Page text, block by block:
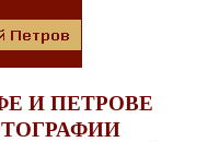
И ПЕТРОВЕ